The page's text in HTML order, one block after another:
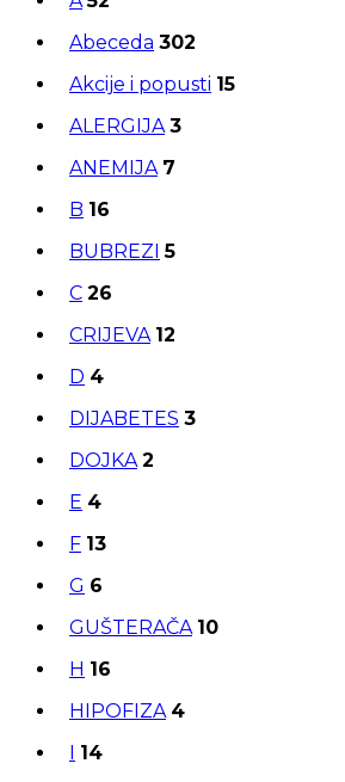
Abeceda 302
Akcije i popusti 15
ALERGIJA 3
ANEMIJA 7
B 16
BUBREZI 5
C 26
CRIJEVA 12
D 4
DIJABETES 3
DOJKA 2
E 4
F 13
G 6
GUŠTERAČA 10
H 16
HIPOFIZA 4
14